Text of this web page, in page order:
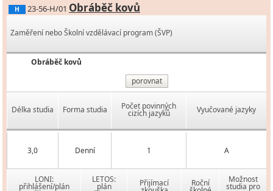
H 23-56-H/01 Obráběč kovů
Zaměření nebo Školní vzdělávací program (ŠVP)
Obráběč kovů
porovnat
Délka studia Forma studia Počet povinných
cizích jazyků Vyučované jazyky
3,0 Denní 1 A
LONI:
přihlášení/plán
LETOS:
plán Přijímací Roční Možnost
studia pro